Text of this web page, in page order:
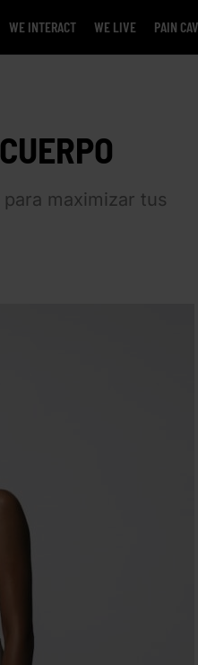
WE INTERACT WE LIVE PAIN
maximizar tus